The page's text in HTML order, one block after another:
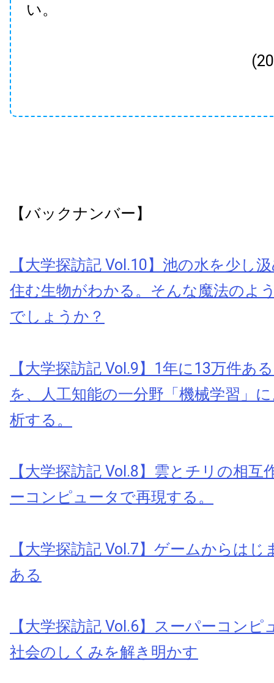
い。
【バックナンバー】
【大学探訪記 Vol.10】池の水を少し
住む生物がわかる。そんな魔法のよ
でしょうか？
【大学探訪記 Vol.9】1年に13万件あ
を、人工知能の一分野「機械学習」
析する。
【大学探訪記 Vol.8】雲とチリの相互
ーコンピュータで再現する。
【大学探訪記 Vol.7】ゲームからは
ある
【大学探訪記 Vol.6】スーパーコンピ
社会のしくみを解き明かす